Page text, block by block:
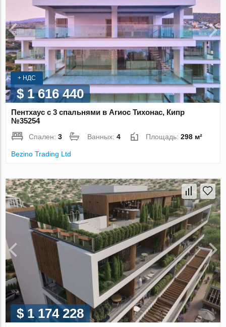
+ НДС
$ 1 616 440
Пентхаус с 3 спальнями в Агиос Тихонас, Кипр
№35254
Спален:3 Ванных:4 Площадь:298 м²
Bezino Trading Ltd
$ 1 174 228